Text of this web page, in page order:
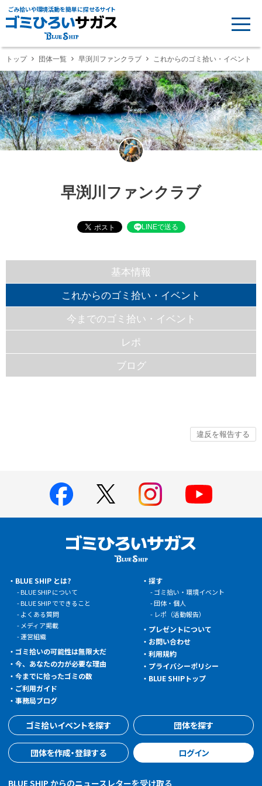
ごみ拾いや環境活動を簡単に探せるサイト
トップ 団体一覧 早渕川ファンクラブ これからのゴミ拾い・イベント
早渕川ファンクラブ
LINEで送る
基本情報
これからのゴミ拾い・イベント
今までのゴミ拾い・イベント
レポ
ブログ
BLUE SHIP とは?
BLUE SHIP について
BLUE SHIP でできること
よくある質問
メディア掲載
運営組織
ゴミ拾いの可能性は無限大だ
今、あなたの力が必要な理由
今までに拾ったゴミの数
ご利用ガイド
事務局ブログ
探す
ゴミ拾い・環境イベント
団体・個人
レポ（活動報告）
プレゼントについて
お問い合わせ
利用規約
プライバシーポリシー
BLUE SHIPトップ
ゴミ拾いイベントを探す 団体を探す
団体を作成・登録する ログイン
BLUE SHIP からのニュースレターを受け取る